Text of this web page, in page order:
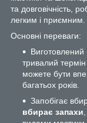
та довговічність,
легким і приємним.
Основні переваги:
Виготовлений
тривалий термін
можете бути
багатьох років.
Запобігає
вбирає запахи